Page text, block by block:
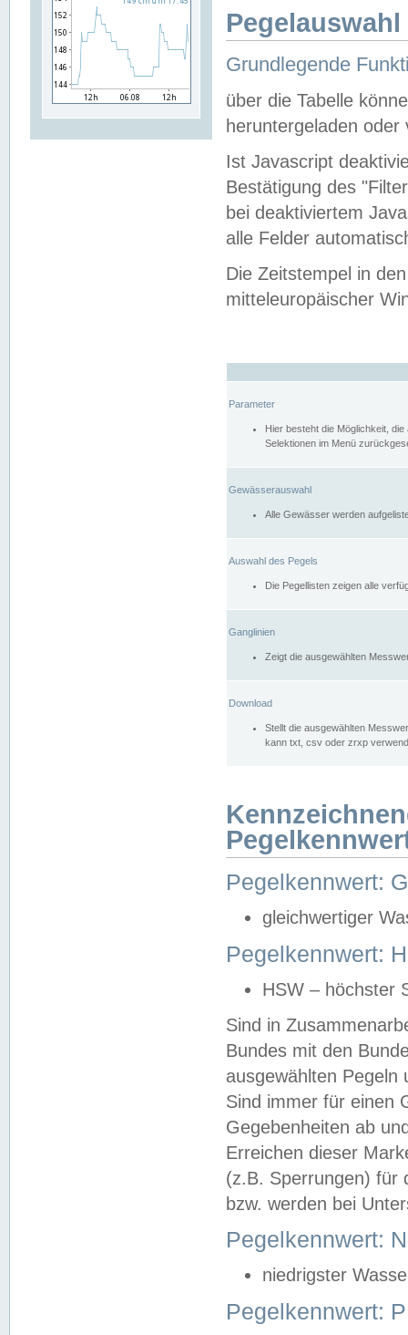
Grundlegende
über die Tabelle
heruntergeladen oder
Ist Javascript
Bestätigung des
bei deaktiviertem
alle Felder
Die Zeitstempel in
mitteleuropäischer
Parameter
Hier besteht die Möglichkeit,
Selektionen im Menü
Gewässerauswahl
Alle Gewässer werden
Auswahl des Pegels
Die Pegellisten zeigen alle
Ganglinien
Zeigt die ausgewählten
Download
Stellt die ausgewählten
kann txt, csv oder zrxp
Pegelkennwert:
gleichwertiger
Pegelkennwert:
HSW – höchster
Sind in
Bundes mit den
ausgewählten
Sind immer für einen
Gegebenheiten ab
Erreichen dieser
(z.B. Sperrungen) für
bzw. werden bei
Pegelkennwert:
niedrigster
Pegelkennwert: